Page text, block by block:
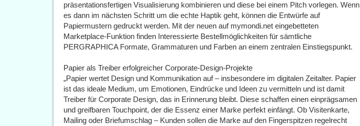
präsentationsfertigen Visualisierung kombinieren und diese bei einem Pitch vorlegen. Wenn
es dann im nächsten Schritt um die echte Haptik geht, können die Entwürfe auf
Papiermustern gedruckt werden. Mit der neuen auf mymondi.net eingebetteten
Marketplace-Funktion finden Interessierte Bestellmöglichkeiten für sämtliche
PERGRAPHICA Formate, Grammaturen und Farben an einem zentralen Einstiegspunkt.
Papier als Treiber erfolgreicher Corporate-Design-Projekte
„Papier wertet Design und Kommunikation auf – insbesondere im digitalen Zeitalter. Papier
ist das ideale Medium, um Emotionen, Eindrücke und Ideen zu vermitteln und ist damit
Treiber für Corporate Design, das in Erinnerung bleibt. Diese schaffen einen einprägsamen
und greifbaren Touchpoint, der die Essenz einer Marke perfekt einfängt. Ob Visitenkarte,
Mailing oder Briefumschlag – Kunden sollen die Marke auf den Fingerspitzen regelrecht